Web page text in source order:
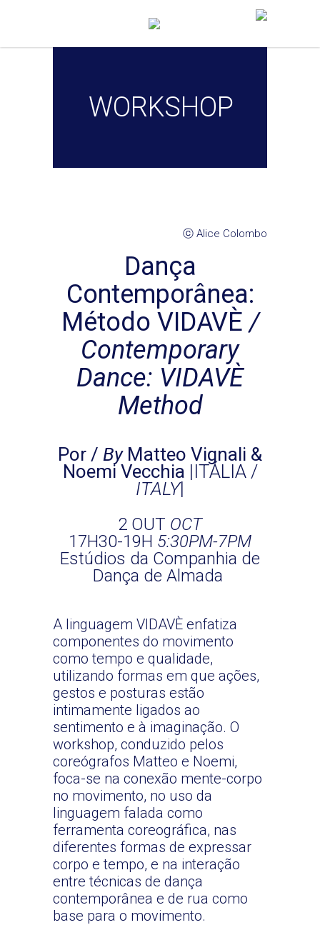
WORKSHOP
ⓒ Alice Colombo
Dança
Contemporânea:
Método VIDAVÈ /
Contemporary
Dance: VIDAVÈ
Method
Por / By Matteo Vignali &
Noemi Vecchia |ITÁLIA /
ITALY|
2 OUT OCT
17H30-19H 5:30PM-7PM
Estúdios da Companhia de
Dança de Almada
A linguagem VIDAVÈ enfatiza
componentes do movimento
como tempo e qualidade,
utilizando formas em que ações,
gestos e posturas estão
intimamente ligados ao
sentimento e à imaginação. O
workshop, conduzido pelos
coreógrafos Matteo e Noemi,
foca-se na conexão mente-corpo
no movimento, no uso da
linguagem falada como
ferramenta coreográfica, nas
diferentes formas de expressar
corpo e tempo, e na interação
entre técnicas de dança
contemporânea e de rua como
base para o movimento.